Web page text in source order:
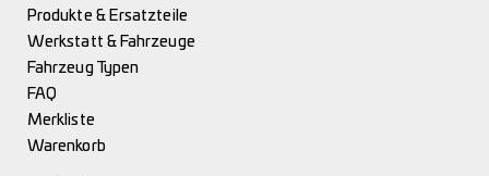
Produkte & Ersatzteile
Werkstatt & Fahrzeuge
Fahrzeug Typen
FAQ
Merkliste
Warenkorb